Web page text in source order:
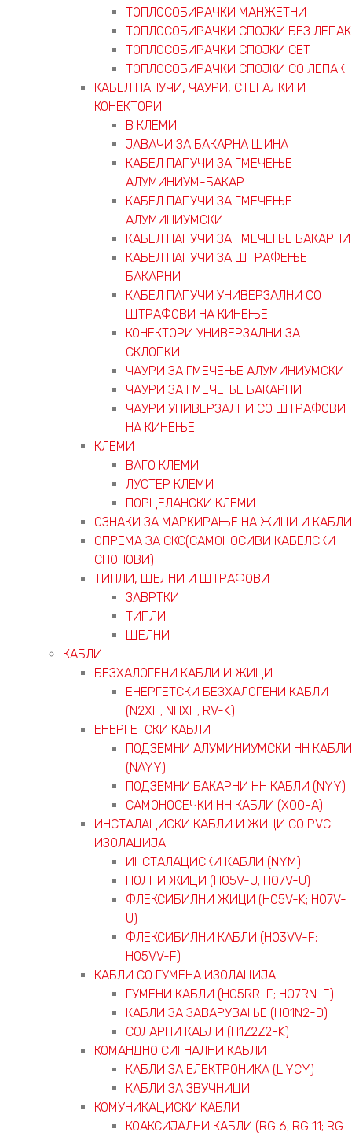
ТОПЛОСОБИРАЧКИ МАНЖЕТНИ
ТОПЛОСОБИРАЧКИ СПОЈКИ БЕЗ ЛЕПАК
ТОПЛОСОБИРАЧКИ СПОЈКИ СЕТ
ТОПЛОСОБИРАЧКИ СПОЈКИ СО ЛЕПАК
КАБЕЛ ПАПУЧИ, ЧАУРИ, СТЕГАЛКИ И
КОНЕКТОРИ
В КЛЕМИ
ЈАВАЧИ ЗА БАКАРНА ШИНА
КАБЕЛ ПАПУЧИ ЗА ГМЕЧЕЊЕ
АЛУМИНИУМ-БАКАР
КАБЕЛ ПАПУЧИ ЗА ГМЕЧЕЊЕ
АЛУМИНИУМСКИ
КАБЕЛ ПАПУЧИ ЗА ГМЕЧЕЊЕ БАКАРНИ
КАБЕЛ ПАПУЧИ ЗА ШТРАФЕЊЕ
БАКАРНИ
КАБЕЛ ПАПУЧИ УНИВЕРЗАЛНИ СО
ШТРАФОВИ НА КИНЕЊЕ
КОНЕКТОРИ УНИВЕРЗАЛНИ ЗА
СКЛОПКИ
ЧАУРИ ЗА ГМЕЧЕЊЕ АЛУМИНИУМСКИ
ЧАУРИ ЗА ГМЕЧЕЊЕ БАКАРНИ
ЧАУРИ УНИВЕРЗАЛНИ СО ШТРАФОВИ
НА КИНЕЊЕ
КЛЕМИ
ВАГО КЛЕМИ
ЛУСТЕР КЛЕМИ
ПОРЦЕЛАНСКИ КЛЕМИ
ОЗНАКИ ЗА МАРКИРАЊЕ НА ЖИЦИ И КАБЛИ
ОПРЕМА ЗА СКС(САМОНОСИВИ КАБЕЛСКИ
СНОПОВИ)
ТИПЛИ, ШЕЛНИ И ШТРАФОВИ
ЗАВРТКИ
ТИПЛИ
ШЕЛНИ
КАБЛИ
БЕЗХАЛОГЕНИ КАБЛИ И ЖИЦИ
ЕНЕРГЕТСКИ БЕЗХАЛОГЕНИ КАБЛИ
(N2XH; NHXH; RV-K)
ЕНЕРГЕТСКИ КАБЛИ
ПОДЗЕМНИ АЛУМИНИУМСКИ НН КАБЛИ
(NAYY)
ПОДЗЕМНИ БАКАРНИ НН КАБЛИ (NYY)
САМОНОСЕЧКИ НН КАБЛИ (X00-A)
ИНСТАЛАЦИСКИ КАБЛИ И ЖИЦИ СО PVC
ИЗОЛАЦИЈА
ИНСТАЛАЦИСКИ КАБЛИ (NYM)
ПОЛНИ ЖИЦИ (H05V-U; H07V-U)
ФЛЕКСИБИЛНИ ЖИЦИ (H05V-K; H07V-
U)
ФЛЕКСИБИЛНИ КАБЛИ (H03VV-F;
H05VV-F)
КАБЛИ СО ГУМЕНА ИЗОЛАЦИЈА
ГУМЕНИ КАБЛИ (H05RR-F; H07RN-F)
КАБЛИ ЗА ЗАВАРУВАЊЕ (H01N2-D)
СОЛАРНИ КАБЛИ (H1Z2Z2-K)
КОМАНДНО СИГНАЛНИ КАБЛИ
КАБЛИ ЗА ЕЛЕКТРОНИКА (LiYCY)
КАБЛИ ЗА ЗВУЧНИЦИ
КОМУНИКАЦИСКИ КАБЛИ
КОАКСИЈАЛНИ КАБЛИ (RG 6; RG 11; RG